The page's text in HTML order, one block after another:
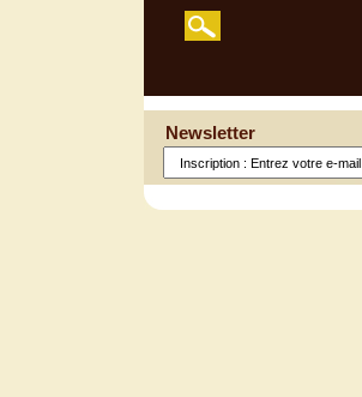
Newsletter